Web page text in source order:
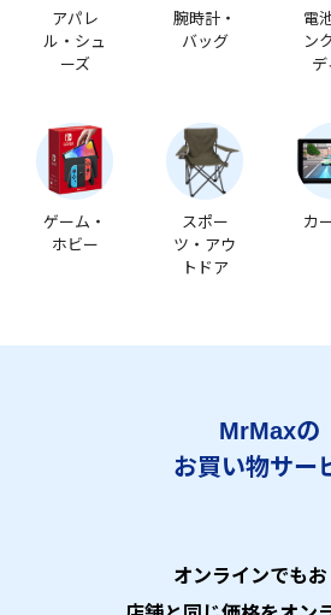
アパレ
ル・シュ
ーズ
腕時計・
バッグ
電
ン
デ
ゲーム・
ホビー
スポー
ツ・アウ
トドア
カ
MrMaxの
お買い物サー
オンラインでもお